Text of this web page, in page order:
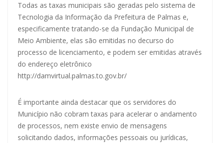
Todas as taxas municipais são geradas pelo sistema de
Tecnologia da Informação da Prefeitura de Palmas e,
especificamente tratando-se da Fundação Municipal de
Meio Ambiente, elas são emitidas no decurso do
processo de licenciamento, e podem ser emitidas através
do endereço eletrônico
http://damvirtual.palmas.to.gov.br/
É importante ainda destacar que os servidores do
Município não cobram taxas para acelerar o andamento
de processos, nem existe envio de mensagens
solicitando dados, informações pessoais ou jurídicas,